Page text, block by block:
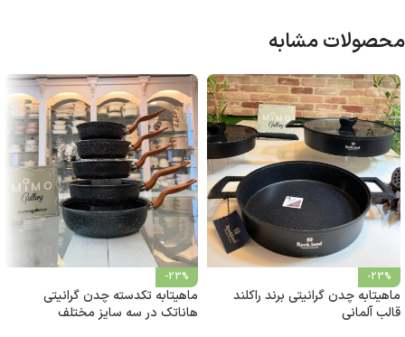
محصولات مشابه
-23%
ماهیتابه چدن گرانیتی برند راکلند
قالب آلمانی
-23%
ماهیتابه تکدسته چدن گرانیتی
هاناتک در سه سایز مختلف